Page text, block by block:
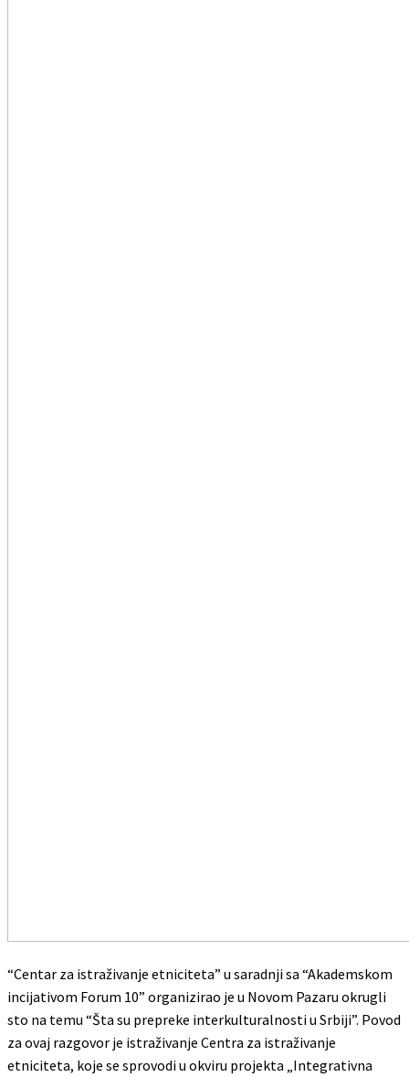
“Centar za istraživanje etniciteta” u saradnji sa “Akademskom
incijativom Forum 10” organizirao je u Novom Pazaru okrugli
sto na temu “Šta su prepreke interkulturalnosti u Srbiji”. Povod
za ovaj razgovor je istraživanje Centra za istraživanje
etniciteta, koje se sprovodi u okviru projekta „Integrativna